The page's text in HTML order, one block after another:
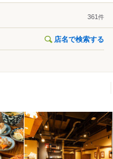
361 件
店名で検索する